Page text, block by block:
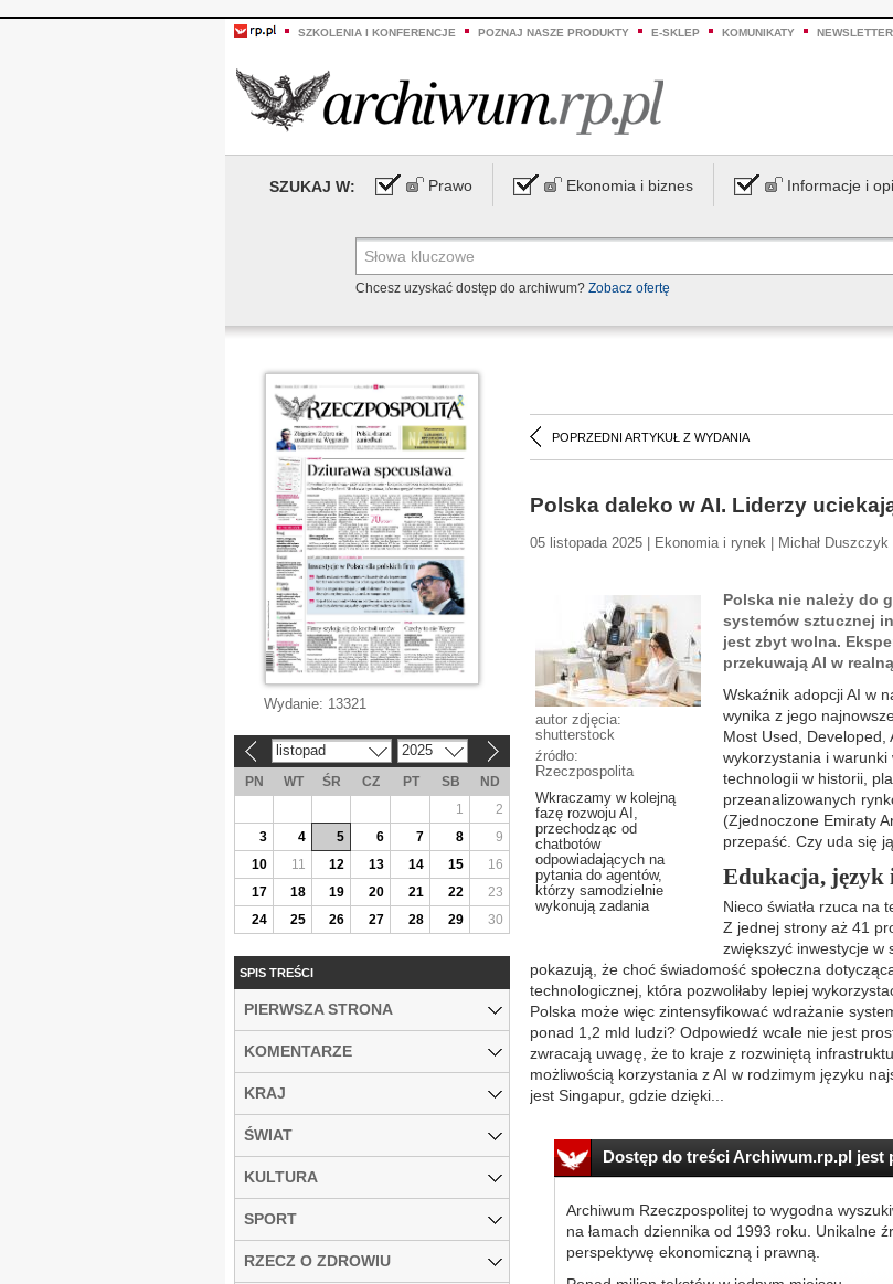
SZKOLENIA I KONFERENCJE POZNAJ NASZE PRODUKTY E-SKLEP KOMUNIKATY NEWSLETTER
SZUKAJ W: Prawo Ekonomia i biznes Informacje i
Chcesz uzyskać dostęp do archiwum? Zobacz ofertę
POPRZEDNI ARTYKUŁ Z WYDANIA
Polska daleko w AI. Liderzy
05 listopada 2025 | Ekonomia i rynek | Michał Duszczyk
autor zdjęcia:
shutterstock
źródło:
Rzeczpospolita
Wkraczamy w kolejną
fazę rozwoju AI,
przechodząc od
chatbotów
odpowiadających na
pytania do agentów,
którzy samodzielnie
wykonują zadania
Polska nie należy do
systemów sztucznej
jest zbyt wolna.
przekuwają AI w
Wskaźnik adopcji AI w
wynika z jego
Most Used, Developed,
wykorzystania i
technologii w historii,
przeanalizowanych
(Zjednoczone Emiraty
przepaść. Czy uda się
Edukacja,
Nieco światła rzuca na
Z jednej strony aż 41
zwiększyć inwestycje w
pokazują, że choć świadomość społeczna
technologicznej, która pozwoliłaby lepiej
Polska może więc zintensyfikować wdrażanie
ponad 1,2 mld ludzi? Odpowiedź wcale nie jest
zwracają uwagę, że to kraje z rozwiniętą
możliwością korzystania z AI w rodzimym języku
jest Singapur, gdzie dzięki...
Dostęp do treści Archiwum.rp.pl jest
Archiwum Rzeczpospolitej to wygodna
na łamach dziennika od 1993 roku. Unikalne
perspektywę ekonomiczną i prawną.
Wydanie: 13321
listopad 2025
PN WT ŚR CZ PT SB
ND
1
2
3
4 5 6 7 8
9
10
11 12 13 14 15
16
17
18 19 20 21 22
23
24
25 26 27 28 29 30
SPIS TREŚCI
PIERWSZA STRONA
KOMENTARZE
KRAJ
ŚWIAT
KULTURA
SPORT
RZECZ O ZDROWIU